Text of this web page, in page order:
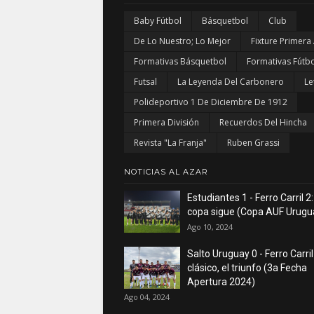
Baby Fútbol Básquetbol
Club
De Lo Nuestro; Lo Mejor
Fixture Primera
Formativas Básquetbol
Formativas
Futsal
La Leyenda Del Carbonero
Polideportivo 1 De Diciembre De 1912
Primera División
Recuerdos Del Hincha
Revista "La Franja"
Ruben Grassi
NOTICIAS AL AZAR
Estudiantes 1 - Ferro Carril
copa sigue (Copa AUF
Ago 10, 2024
Salto Uruguay 0 - Ferro Carril
clásico, el triunfo (3a Fecha
Apertura 2024)
Ago 04, 2024